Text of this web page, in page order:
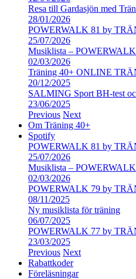
Resa till Gardasjön med
28/01/2026
POWERWALK 81 by
25/07/2026
Musiklista –
02/03/2026
Träning 40+ ONLINE
20/12/2025
SALMING Sport BH-test
23/06/2025
Previous Next
Om Träning 40+
Spotify
POWERWALK 81 by
25/07/2026
Musiklista –
02/03/2026
POWERWALK 79 by
08/11/2025
Ny musiklista för träning
06/07/2025
POWERWALK 77 by
23/03/2025
Previous Next
Rabattkoder
Föreläsningar